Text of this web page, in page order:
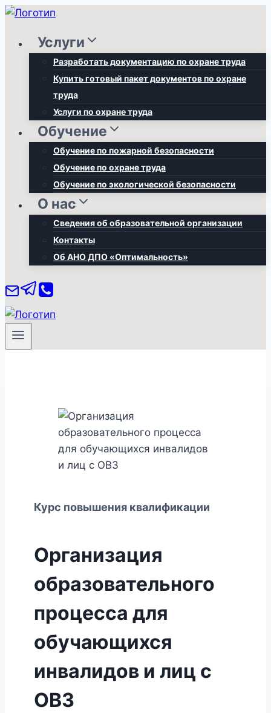
Перейти
содержимому
Услуги
Разработать документацию по охране труда
Купить готовый пакет документов по охране
труда
Услуги по охране труда
Обучение
Обучение по пожарной безопасности
Обучение по охране труда
Обучение по экологической безопасности
О нас
Сведения об образовательной организации
Контакты
Об АНО ДПО «Оптимальность»
Курс повышения квалификации
Организация
образовательного
процесса для
обучающихся
инвалидов и лиц с
ОВЗ